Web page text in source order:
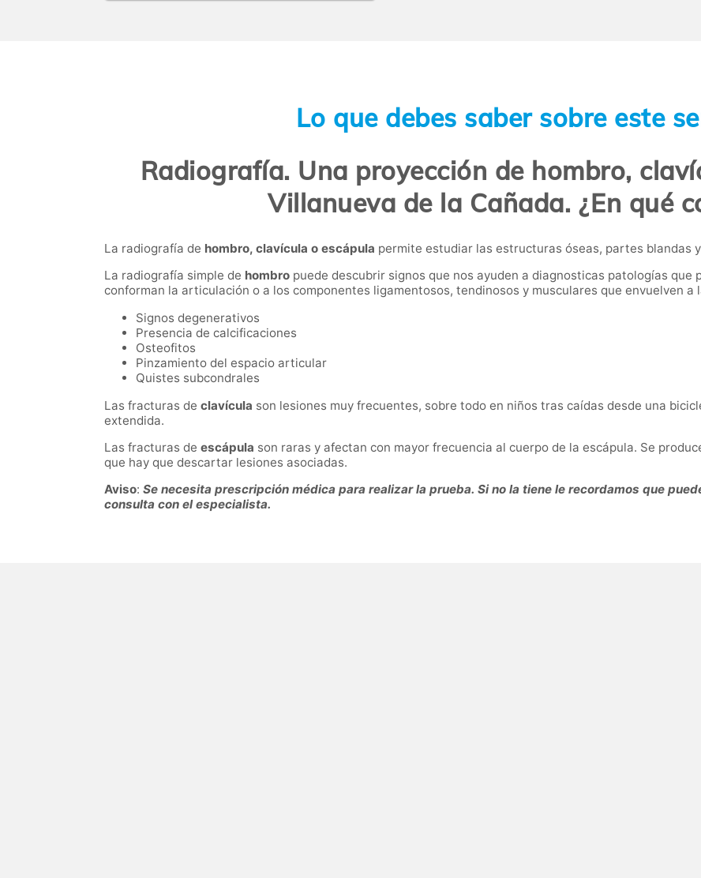
Lo que debes saber sobre este
Radiografía. Una proyección de hombro,
Villanueva de la Cañada. ¿En qué
La radiografía de hombro, clavícula o escápula permite estudiar las estructuras óseas, partes blandas
La radiografía simple de hombro puede descubrir signos que nos ayuden a diagnosticas patologías
conforman la articulación o a los componentes ligamentosos, tendinosos y musculares que envuelven
Signos degenerativos
Presencia de calcificaciones
Osteofitos
Pinzamiento del espacio articular
Quistes subcondrales
Las fracturas de clavícula son lesiones muy frecuentes, sobre todo en niños tras caídas desde una
extendida.
Las fracturas de escápula son raras y afectan con mayor frecuencia al cuerpo de la escápula. Se
que hay que descartar lesiones asociadas.
Aviso: Se necesita prescripción médica para realizar la prueba. Si no la tiene le recordamos que
consulta con el especialista.